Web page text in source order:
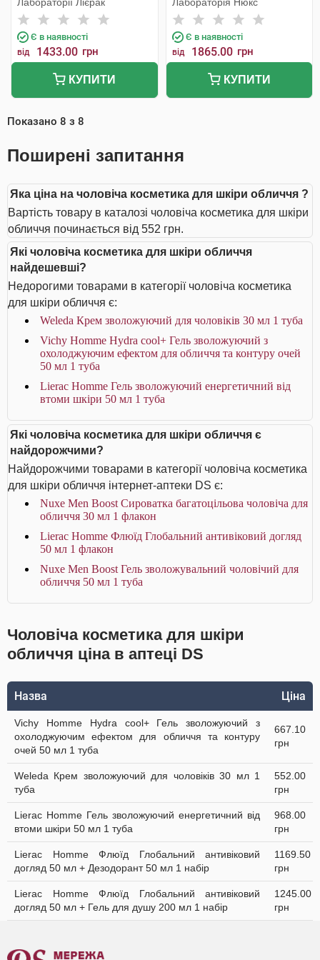
Є в наявності
від 1433.00 грн
КУПИТИ
Є в наявності
від 1865.00 грн
КУПИТИ
Показано 8 з 8
Поширені запитання
Яка ціна на чоловіча косметика для шкіри обличчя ?
Вартість товару в каталозі чоловіча косметика для шкіри
обличчя починається від 552 грн.
Які чоловіча косметика для шкіри обличчя
найдешевші?
Недорогими товарами в категорії чоловіча косметика
для шкіри обличчя є:
Weleda Крем зволожуючий для чоловіків 30 мл 1 туба
Vichy Homme Hydra cool+ Гель зволожуючий з
охолоджуючим ефектом для обличчя та контуру очей
50 мл 1 туба
Lierac Homme Гель зволожуючий енергетичний від
втоми шкіри 50 мл 1 туба
Які чоловіча косметика для шкіри обличчя є
найдорожчими?
Найдорожчими товарами в категорії чоловіча косметика
для шкіри обличчя інтернет-аптеки DS є:
Nuxe Men Boost Сироватка багатоцільова чоловіча для
обличчя 30 мл 1 флакон
Lierac Homme Флюїд Глобальний антивіковий догляд
50 мл 1 флакон
Nuxe Men Boost Гель зволожувальний чоловічий для
обличчя 50 мл 1 туба
Чоловіча косметика для шкіри
обличчя ціна в аптеці DS
Назва Ціна
Vichy Homme Hydra cool+ Гель зволожуючий з
охолоджуючим ефектом для обличчя та контуру
очей 50 мл 1 туба
667.10
грн
Weleda Крем зволожуючий для чоловіків 30 мл 1
туба
552.00
грн
Lierac Homme Гель зволожуючий енергетичний від
втоми шкіри 50 мл 1 туба
968.00
грн
Lierac Homme Флюїд Глобальний антивіковий
догляд 50 мл + Дезодорант 50 мл 1 набір
1169.50
грн
Lierac Homme Флюїд Глобальний антивіковий
догляд 50 мл + Гель для душу 200 мл 1 набір
1245.00
грн